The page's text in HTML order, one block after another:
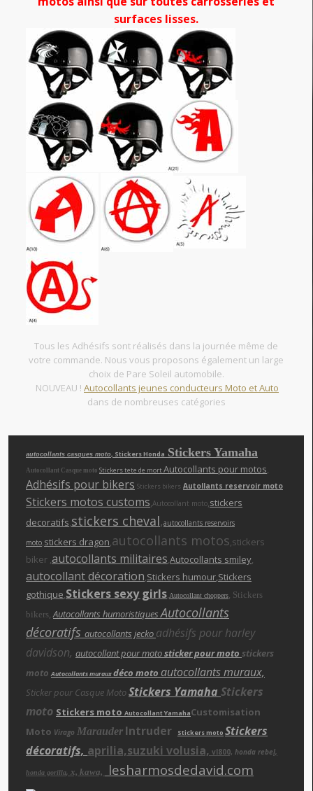
surfaces lisses.
Tous les Adhésifs sont réalisés dans la journée même de
votre commande. Nous vous proposons également un large
choix de Pare Soleil automobile.
NOUVEAU ! Autocollants jeunes conducteurs Moto et Auto
dans de nombreuses catégories
autocollants casques moto, Stickers Honda Stickers Yamaha
Autocollant Casque moto Stickers tete de mortAutocollants pour motos,
Adhésifs pour bikers Stickers bikers Autollants reservoir moto
Stickers motos customs,Autocollant moto,stickers
decoratifs,stickers cheval,autocollants reservoirs
moto,stickers dragon,autocollants motos,stickers
biker ,autocollants militaires,Autocollants smiley,
autocollant décoration,Stickers humour,Stickers
gothique,Stickers sexy girls,Autocollant choppers, Stickers
bikers,Autocollants humoristiquesAutocollants
décoratifs autocollants jecko adhésifs pour harley
davidson, autocollant pour motosticker pour moto stickers
motoAutocollants murauxdéco moto autocollants muraux,
Sticker pour Casque MotoStickers Yamaha Stickers
moto Stickers moto Autocollant YamahaCustomisation
Moto Virago Marauder Intruder Stickers moto Stickers
décoratifs, aprilia,suzuki volusia, vl800, honda rebel,
honda gorilla, x, kawa, lesharmosdedavid.com